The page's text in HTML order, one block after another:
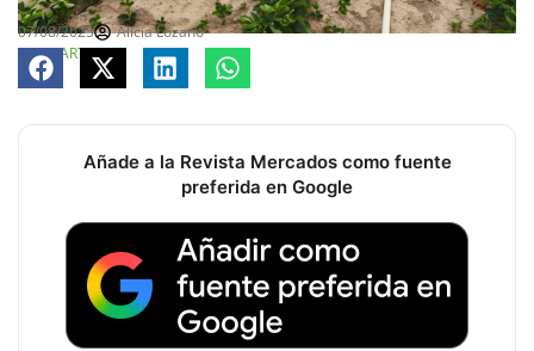
07/08/2025
Alicia Lozano
COMPARTE
Añade a la Revista Mercados como fuente
preferida en Google